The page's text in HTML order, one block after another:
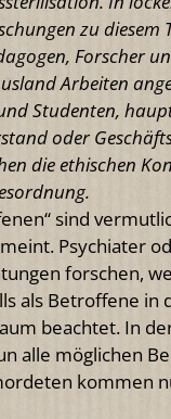
zu
Forscher
Arbeiten
Studenten,
oder
die ethischen
sind
Psychiater
forschen,
als Betroffene
beachtet. In
alle möglichen
kommen